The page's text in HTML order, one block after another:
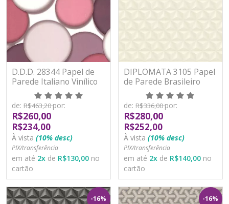
D.D.D. 28344 Papel de
Parede Italiano Vinílico
Lavável
de: R$463,20por:
R$260,00
R$234,00
À vista (10% desc)
PIX/transferência
em até 2x de R$130,00 no
cartão
DIPLOMATA 3105 Papel
de Parede Brasileiro
Vinilizado
de: R$336,00por:
R$280,00
R$252,00
À vista (10% desc)
PIX/transferência
em até 2x de R$140,00 no
cartão
-16% -16%